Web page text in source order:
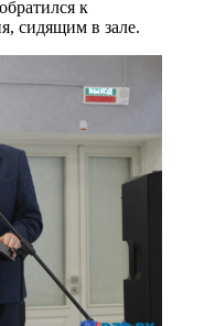
к
сидящим в зале.